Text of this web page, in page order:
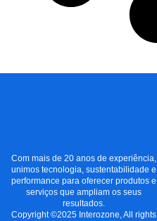
Com mais de 20 anos de experiência,
unimos tecnologia, sustentabilidade e
performance para oferecer produtos e
serviços que ampliam os seus
resultados.
Copyright ©2025 Interozone, All rights